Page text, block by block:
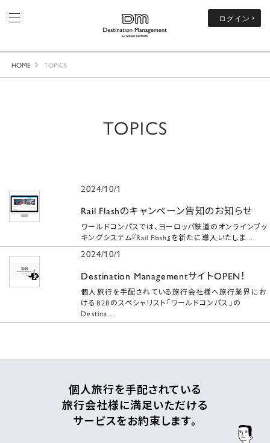
ログイン
HOME TOPICS
TOPICS
2024/10/1
Rail Flashのキャンペーン告知のお知らせ
ワールドコンパスでは、ヨーロッパ鉄道のオンラインブッ
キングシステム『Rail Flash』を新たに導入いたしま…
2024/10/1
Destination ManagementサイトOPEN！
個人旅行を手配されている旅行会社様へ旅行業界にお
けるB2Bのスペシャリスト「ワールドコンパス」の
Destina…
個人旅行を手配されている
旅行会社様に満足いただける
サービスをお約束します。